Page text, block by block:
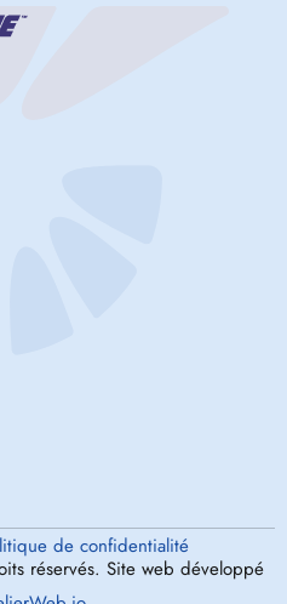
de confidentialité
réservés. Site web développé